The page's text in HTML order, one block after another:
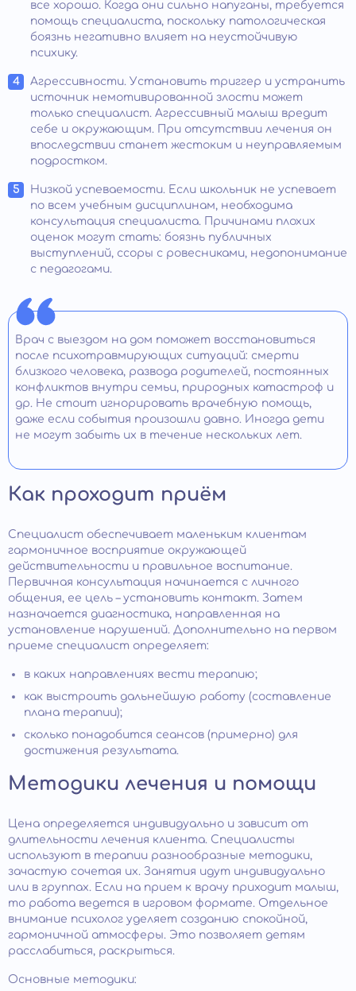
все хорошо. Когда они сильно напуганы, требуется
помощь специалиста, поскольку патологическая
боязнь негативно влияет на неустойчивую
психику.
Агрессивности. Установить триггер и устранить
источник немотивированной злости может
только специалист. Агрессивный малыш вредит
себе и окружающим. При отсутствии лечения он
впоследствии станет жестоким и неуправляемым
подростком.
Низкой успеваемости. Если школьник не успевает
по всем учебным дисциплинам, необходима
консультация специалиста. Причинами плохих
оценок могут стать: боязнь публичных
выступлений, ссоры с ровесниками, недопонимание
с педагогами.
Врач с выездом на дом поможет восстановиться
после психотравмирующих ситуаций: смерти
близкого человека, развода родителей, постоянных
конфликтов внутри семьи, природных катастроф и
др. Не стоит игнорировать врачебную помощь,
даже если события произошли давно. Иногда дети
не могут забыть их в течение нескольких лет.
Как проходит приём
Специалист обеспечивает маленьким клиентам
гармоничное восприятие окружающей
действительности и правильное воспитание.
Первичная консультация начинается с личного
общения, ее цель – установить контакт. Затем
назначается диагностика, направленная на
установление нарушений. Дополнительно на первом
приеме специалист определяет:
в каких направлениях вести терапию;
как выстроить дальнейшую работу (составление
плана терапии);
сколько понадобится сеансов (примерно) для
достижения результата.
Методики лечения и помощи
Цена определяется индивидуально и зависит от
длительности лечения клиента. Специалисты
используют в терапии разнообразные методики,
зачастую сочетая их. Занятия идут индивидуально
или в группах. Если на прием к врачу приходит малыш,
то работа ведется в игровом формате. Отдельное
внимание психолог уделяет созданию спокойной,
гармоничной атмосферы. Это позволяет детям
расслабиться, раскрыться.
Основные методики: